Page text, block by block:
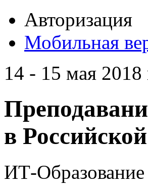
Авторизация
Мобильная
14 - 15 мая 2018
в
ИТ-